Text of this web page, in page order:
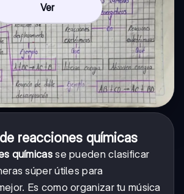
Ver
reacciones químicas
químicasse pueden clasificar
súper útiles para
Es como organizar tu música